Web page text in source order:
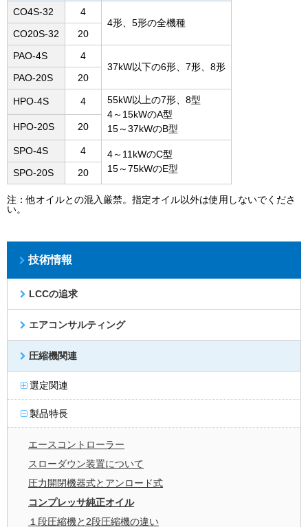
CO4S-32
4
4形、5形の全機種
CO20S-32
20
PAO-4S
4
37kW以下の6形、7形、8形
PAO-20S
20
HPO-4S 4
55kW以上の7形、8型
4～15kWのA型
15～37kWのB型
HPO-20S 20
SPO-4S 4
4～11kWのC型
15～75kWのE型
SPO-20S 20
注：他オイルとの混入厳禁。指定オイル以外は使用しないでくださ
い。
技術情報
LCCの追求
エアコンサルティング
圧縮機関連
選定関連
製品特長
エースコントローラー
スローダウン装置について
圧力開閉機器式とアンロード式
コンプレッサ純正オイル
１段圧縮機と2段圧縮機の違い